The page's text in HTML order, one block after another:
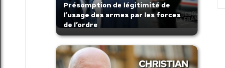
Présomption de légitimité de
l’usage des armes par les forces
de l’ordre